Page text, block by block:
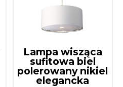
Lampa wisząca
sufitowa biel
polerowany nikiel
elegancka